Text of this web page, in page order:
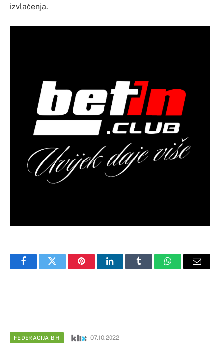
izvlačenja.
FacebookTwitter PinterestLinkedInTumblr WhatsAppEmail
FEDERACIJA BIH 07.10.2022